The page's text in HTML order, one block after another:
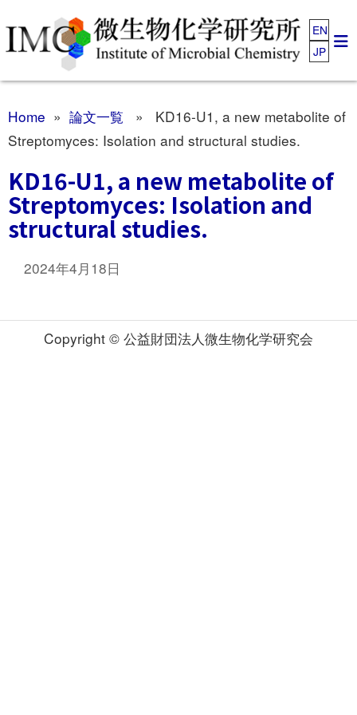
EN
JP
Home » 論文一覧 » KD16-U1, a new metabolite of
Streptomyces: Isolation and structural studies.
KD16-U1, a new metabolite of
Streptomyces: Isolation and
structural studies.
2024年4月18日
Copyright © 公益財団法人微生物化学研究会